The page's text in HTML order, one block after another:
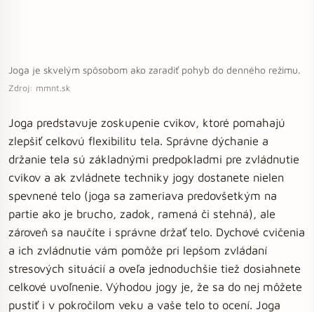
Joga je skvelým spôsobom ako zaradiť pohyb do denného režimu.
Zdroj: mmnt.sk
Joga predstavuje zoskupenie cvikov, ktoré pomahajú
zlepšiť celkovú flexibilitu tela. Správne dýchanie a
držanie tela sú základnými predpokladmi pre zvládnutie
cvikov a ak zvládnete techniky jogy dostanete nielen
spevnené telo (joga sa zameriava predovšetkým na
partie ako je brucho, zadok, ramená či stehná), ale
zároveň sa naučíte i správne držať telo. Dychové cvičenia
a ich zvládnutie vám pomôže pri lepšom zvládaní
stresových situácií a oveľa jednoduchšie tiež dosiahnete
celkové uvoľnenie. Výhodou jogy je, že sa do nej môžete
pustiť i v pokročilom veku a vaše telo to ocení. Joga